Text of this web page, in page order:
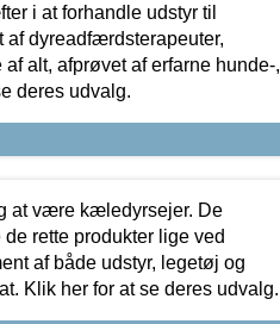
i at forhandle udstyr til
af dyreadfærdsterapeuter,
alt, afprøvet af erfarne hunde-,
deres udvalg.
at være kæledyrsejer. De
rette produkter lige ved
af både udstyr, legetøj og
Klik her for at se deres udvalg.